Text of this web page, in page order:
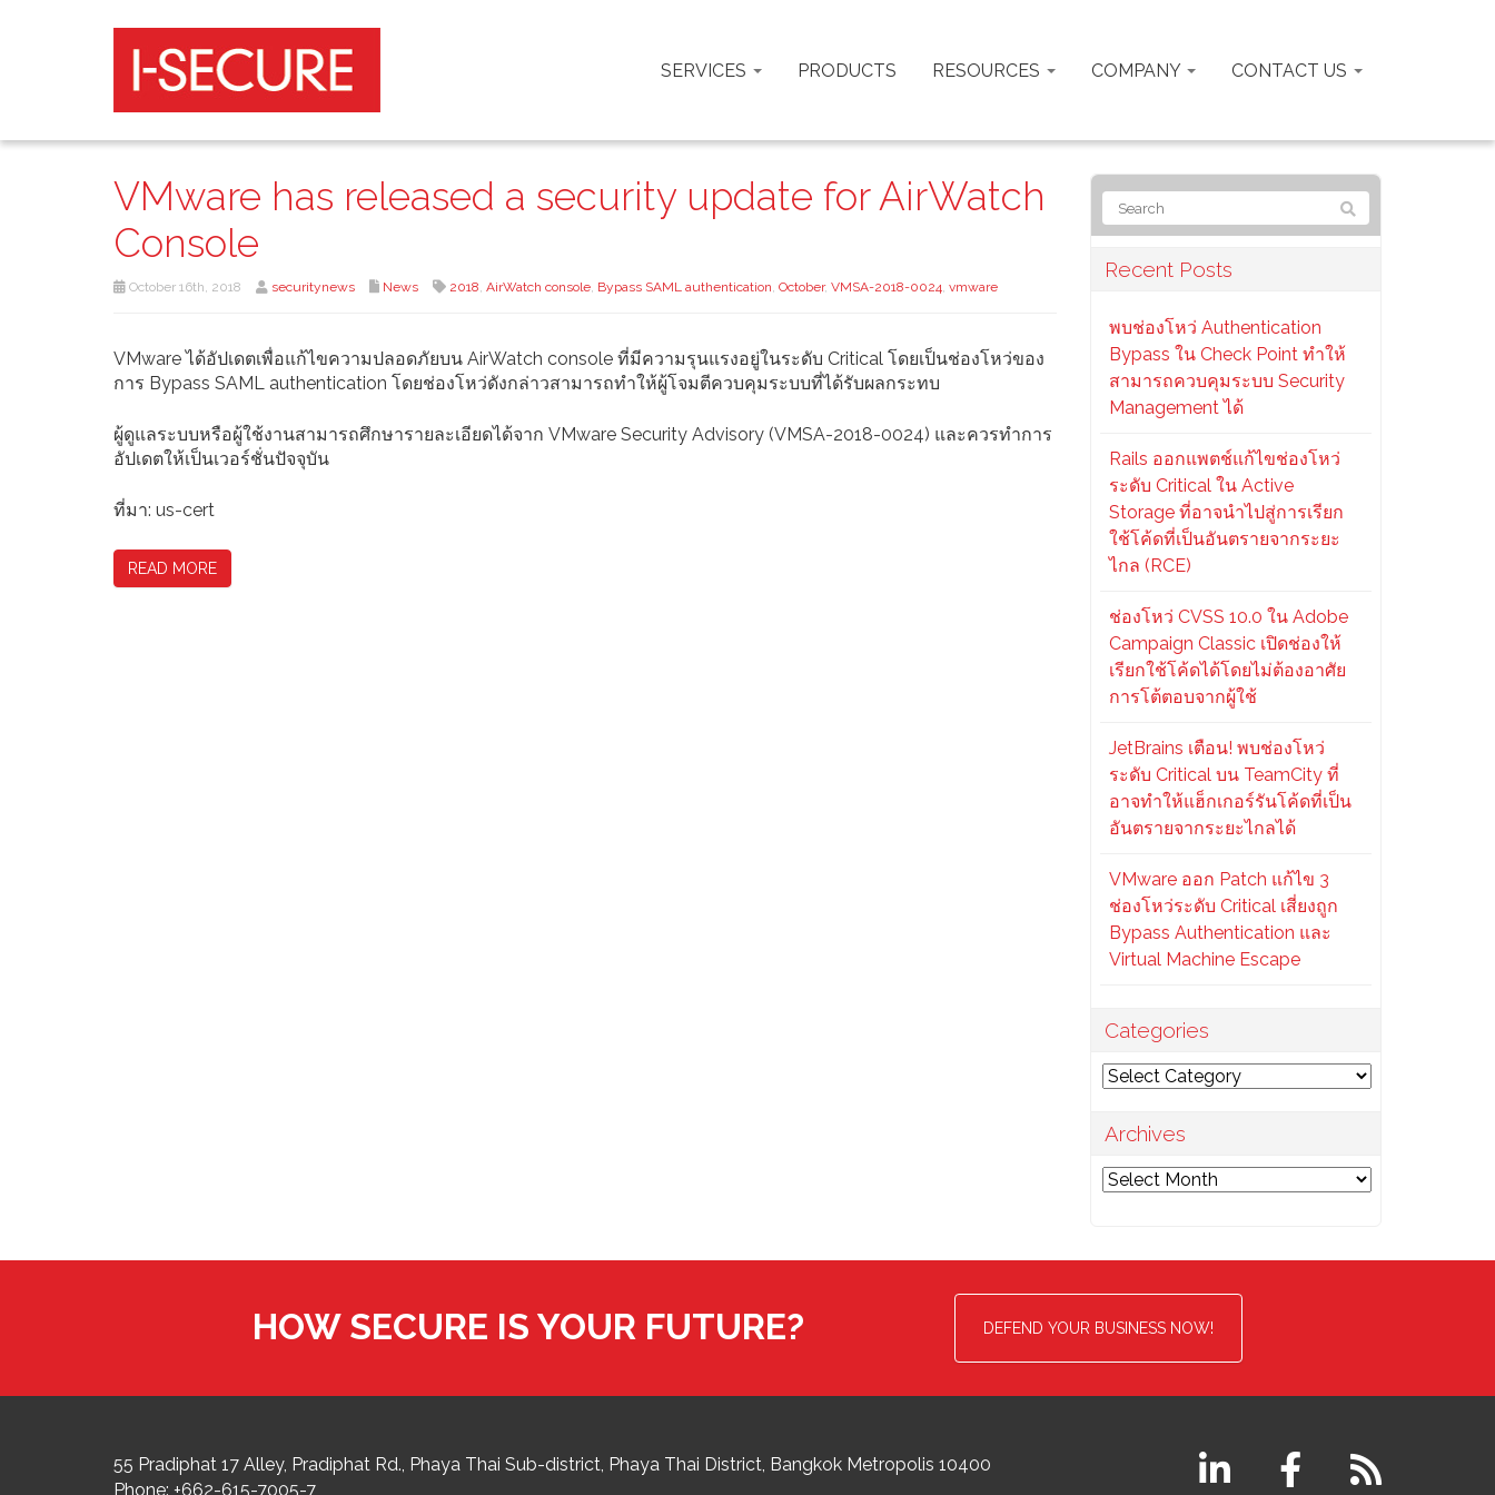
SERVICES PRODUCTS RESOURCES COMPANY CONTACT US
VMware has released a security update for AirWatch
Console
October 16th, 2018 securitynews News 2018, AirWatch console, Bypass SAML authentication, October, VMSA-2018-0024, vmware
VMware ได้อัปเดตเพื่อแก้ไขความปลอดภัยบน AirWatch console ที่มีความรุนแรงอยู่ในระดับ Critical โดยเป็นช่องโหว่ของ
การ Bypass SAML authentication โดยช่องโหว่ดังกล่าวสามารถทำให้ผู้โจมตีควบคุมระบบที่ได้รับผลกระทบ
ผู้ดูแลระบบหรือผู้ใช้งานสามารถศึกษารายละเอียดได้จาก VMware Security Advisory (VMSA-2018-0024) และควรทำการ
อัปเดตให้เป็นเวอร์ชั่นปัจจุบัน
ที่มา: us-cert
READ MORE
Recent Posts
พบช่องโหว่ Authentication
Bypass ใน Check Point ทำให้
สามารถควบคุมระบบ Security
Management ได้
Rails ออกแพตช์แก้ไขช่องโหว่
ระดับ Critical ใน Active
Storage ที่อาจนำไปสู่การเรียก
ใช้โค้ดที่เป็นอันตรายจากระยะ
ไกล (RCE)
ช่องโหว่ CVSS 10.0 ใน Adobe
Campaign Classic เปิดช่องให้
เรียกใช้โค้ดได้โดยไม่ต้องอาศัย
การโต้ตอบจากผู้ใช้
JetBrains เตือน! พบช่องโหว่
ระดับ Critical บน TeamCity ที่
อาจทำให้แฮ็กเกอร์รันโค้ดที่เป็น
อันตรายจากระยะไกลได้
VMware ออก Patch แก้ไข 3
ช่องโหว่ระดับ Critical เสี่ยงถูก
Bypass Authentication และ
Virtual Machine Escape
Categories
Categories
Archives
Archives
HOW SECURE IS YOUR FUTURE? DEFEND YOUR BUSINESS NOW!
55 Pradiphat 17 Alley, Pradiphat Rd., Phaya Thai Sub-district Phaya Thai District, Bangkok Metropolis 10400
Phone: +662-615-7005-7